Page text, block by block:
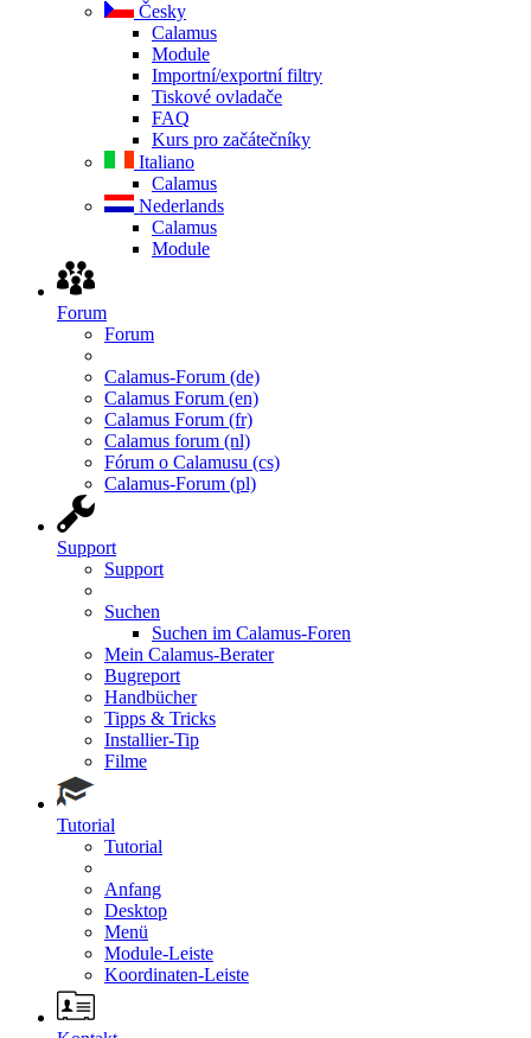
Česky
Calamus
Module
Importní/exportní filtry
Tiskové ovladače
FAQ
Kurs pro začátečníky
Italiano
Calamus
Nederlands
Calamus
Module
Forum
Forum
Calamus-Forum (de)
Calamus Forum (en)
Calamus Forum (fr)
Calamus forum (nl)
Fórum o Calamusu (cs)
Calamus-Forum (pl)
Support
Support
Suchen
Suchen im Calamus-Foren
Mein Calamus-Berater
Bugreport
Handbücher
Tipps & Tricks
Installier-Tip
Filme
Tutorial
Tutorial
Anfang
Desktop
Menü
Module-Leiste
Koordinaten-Leiste